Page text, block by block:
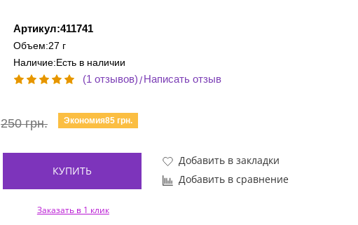
Артикул:411741
Объем:27 г
Наличие:Есть в наличии
(1 отзывов)/Написать отзыв
250 грн. Экономия85 грн.
КУПИТЬ
Добавить в закладки
Добавить в сравнение
Заказать в 1 клик